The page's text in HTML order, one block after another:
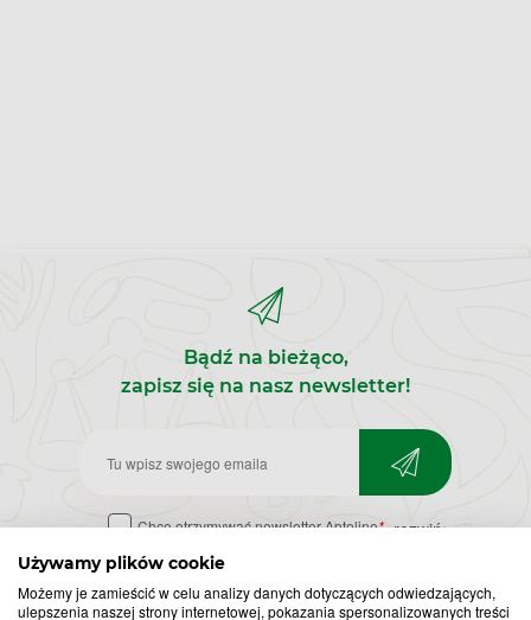
Używamy plików cookie
Możemy je zamieścić w celu analizy danych dotyczących odwiedzających,
ulepszenia naszej strony internetowej, pokazania spersonalizowanych treści
Bądź na bieżąco,
zapisz się na nasz newsletter!
Zapisz
do
newslettera
Chcę otrzymywać newsletter Apteline* rozwiń>